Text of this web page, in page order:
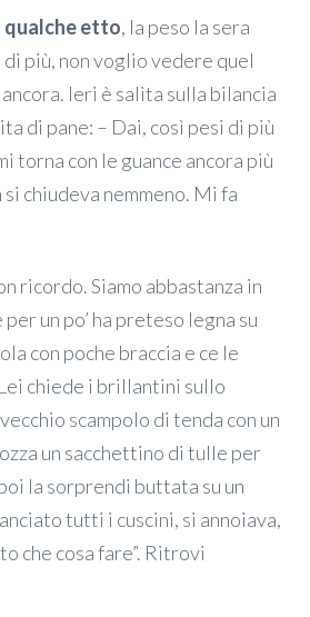
qualche etto, la peso la sera
di più, non voglio vedere quel
Ieri è salita sulla bilancia
di pane: – Dai, così pesi di più
torna con le guance ancora più
chiudeva nemmeno. Mi fa
ricordo. Siamo abbastanza in
per un po’ ha preteso legna su
con poche braccia e ce le
chiede i brillantini sullo
scampolo di tenda con un
un sacchettino di tulle per
la sorprendi buttata su un
tutti i cuscini, si annoiava,
che cosa fare”. Ritrovi